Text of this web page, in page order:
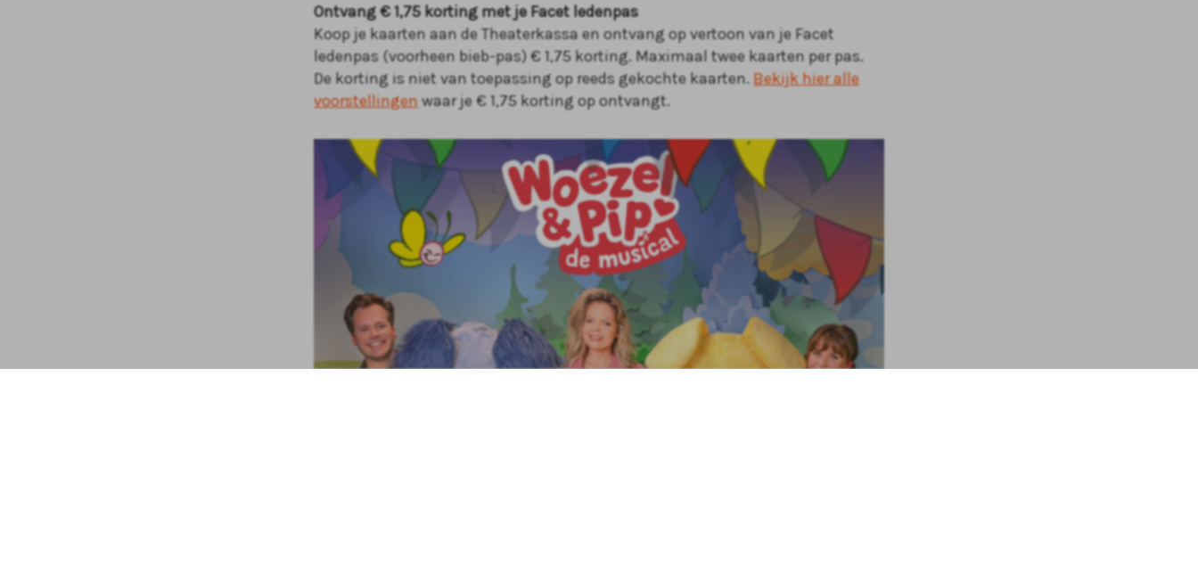
Ontvang € 1,75 korting met je Facet ledenpas
Koop je kaarten aan de Theaterkassa en ontvang op vertoon van je Facet
ledenpas (voorheen bieb-pas) € 1,75 korting. Maximaal twee kaarten per pas.
De korting is niet van toepassing op reeds gekochte kaarten.Bekijk hier alle
voorstellingen waar je € 1,75 korting op ontvangt.